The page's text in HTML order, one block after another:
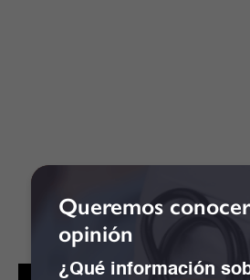
Queremos
opinión
¿Qué información